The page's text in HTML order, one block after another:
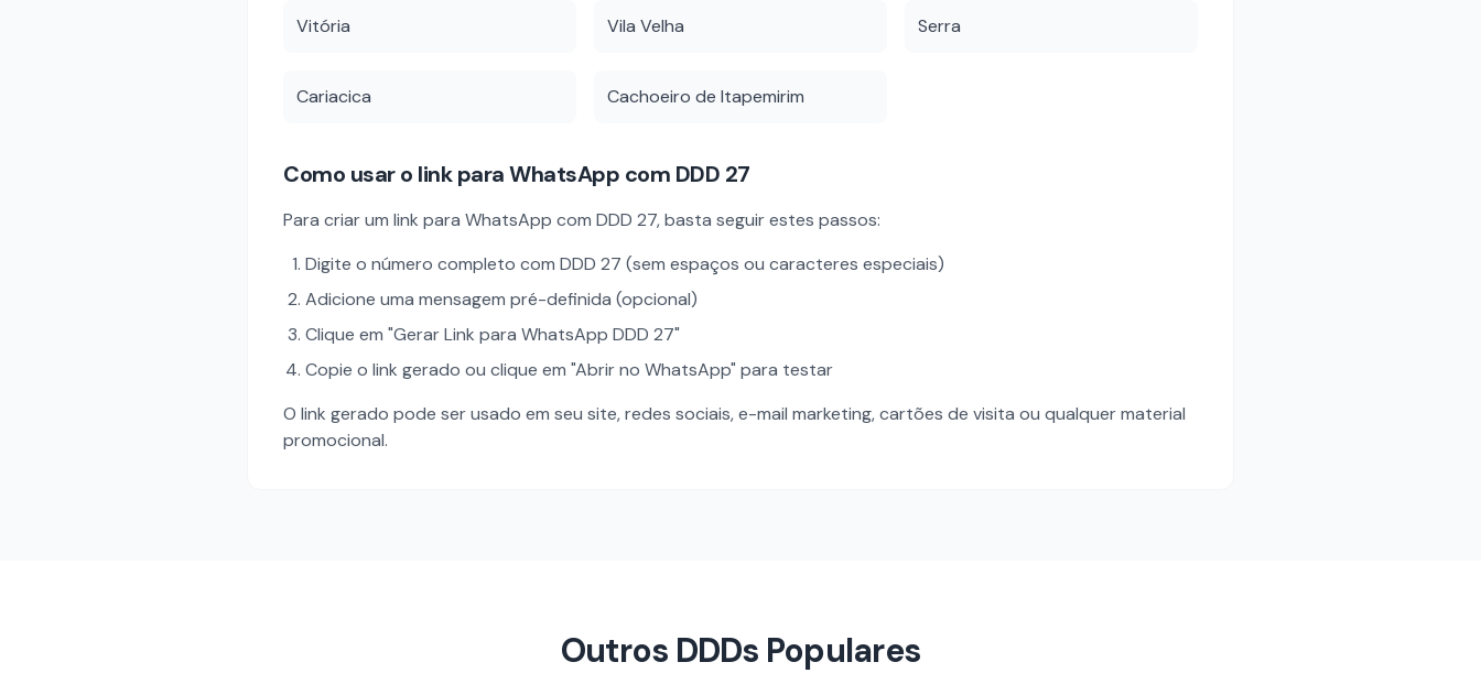
Vitória Vila Velha Serra
Cariacica Cachoeiro de Itapemirim
Como usar o link para WhatsApp com DDD 27
Para criar um link para WhatsApp com DDD 27, basta seguir estes passos:
Digite o número completo com DDD 27 (sem espaços ou caracteres especiais)
Adicione uma mensagem pré-definida (opcional)
Clique em "Gerar Link para WhatsApp DDD 27"
Copie o link gerado ou clique em "Abrir no WhatsApp" para testar
O link gerado pode ser usado em seu site, redes sociais, e-mail marketing, cartões de visita ou qualquer material
promocional.
Outros DDDs Populares